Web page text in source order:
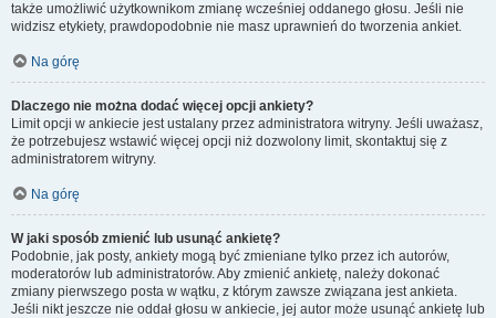
także umożliwić użytkownikom zmianę wcześniej oddanego głosu. Jeśli nie
widzisz etykiety, prawdopodobnie nie masz uprawnień do tworzenia ankiet.
Na górę
Dlaczego nie można dodać więcej opcji ankiety?
Limit opcji w ankiecie jest ustalany przez administratora witryny. Jeśli uważasz,
że potrzebujesz wstawić więcej opcji niż dozwolony limit, skontaktuj się z
administratorem witryny.
Na górę
W jaki sposób zmienić lub usunąć ankietę?
Podobnie, jak posty, ankiety mogą być zmieniane tylko przez ich autorów,
moderatorów lub administratorów. Aby zmienić ankietę, należy dokonać
zmiany pierwszego posta w wątku, z którym zawsze związana jest ankieta.
Jeśli nikt jeszcze nie oddał głosu w ankiecie, jej autor może usunąć ankietę lub